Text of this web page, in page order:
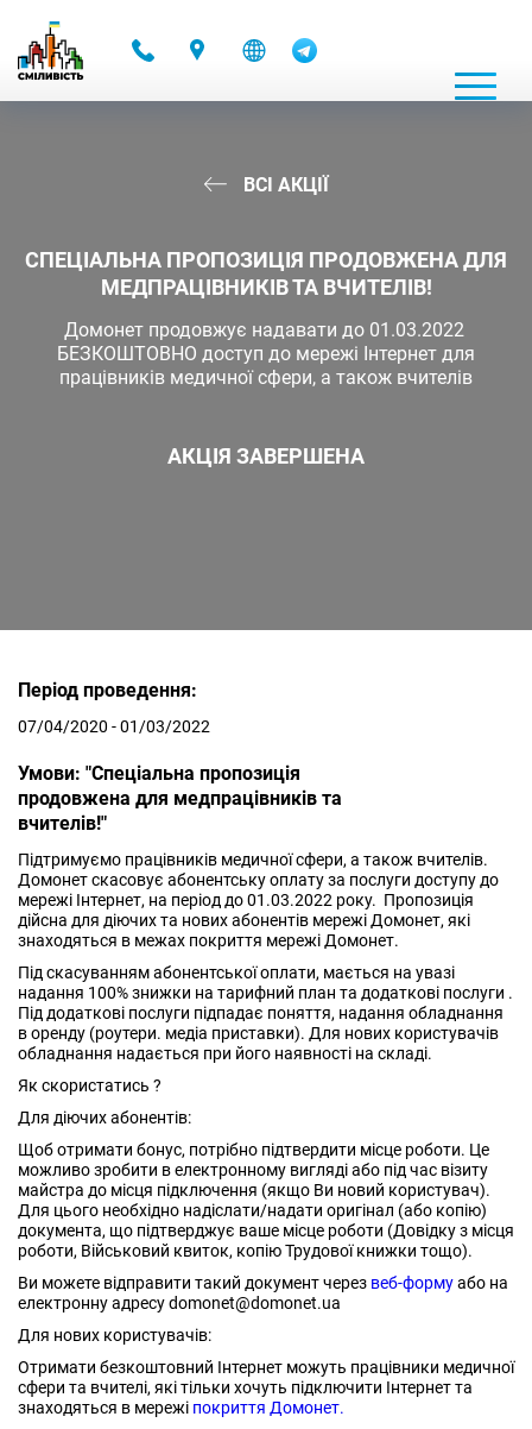
ВСІ АКЦІЇ
СПЕЦІАЛЬНА ПРОПОЗИЦІЯ ПРОДОВЖЕНА ДЛЯ
МЕДПРАЦІВНИКІВ ТА ВЧИТЕЛІВ!
Домонет продовжує надавати до 01.03.2022
БЕЗКОШТОВНО доступ до мережі Інтернет для
працівників медичної сфери, а також вчителів
АКЦІЯ ЗАВЕРШЕНА
Період проведення:
07/04/2020 - 01/03/2022
Умови: "Спеціальна пропозиція
продовжена для медпрацівників та
вчителів!"
Підтримуємо працівників медичної сфери, а також вчителів.
Домонет скасовує абонентську оплату за послуги доступу до
мережі Інтернет, на період до 01.03.2022 року. Пропозиція
дійсна для діючих та нових абонентів мережі Домонет, які
знаходяться в межах покриття мережі Домонет.
Під скасуванням абонентської оплати, мається на увазі
надання 100% знижки на тарифний план та додаткові послуги .
Під додаткові послуги підпадає поняття, надання обладнання
в оренду (роутери. медіа приставки). Для нових користувачів
обладнання надається при його наявності на складі.
Як скористатись ?
Для діючих абонентів:
Щоб отримати бонус, потрібно підтвердити місце роботи. Це
можливо зробити в електронному вигляді або під час візиту
майстра до місця підключення (якщо Ви новий користувач).
Для цього необхідно надіслати/надати оригінал (або копію)
документа, що підтверджує ваше місце роботи (Довідку з місця
роботи, Військовий квиток, копію Трудової книжки тощо).
Ви можете відправити такий документ через веб-формуабо на
електронну адресу domonet@domonet.ua
Для нових користувачів:
Отримати безкоштовний Інтернет можуть працівники медичної
сфери та вчителі, які тільки хочуть підключити Інтернет та
знаходяться в мережі покриття Домонет.